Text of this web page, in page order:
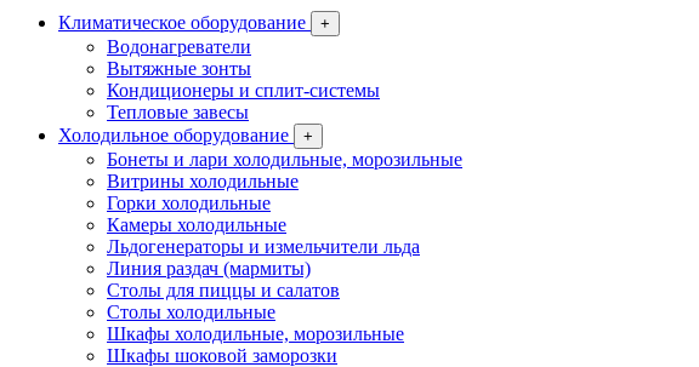
Климатическое оборудование +
Водонагреватели
Вытяжные зонты
Кондиционеры и сплит-системы
Тепловые завесы
Холодильное оборудование
+
Бонеты и лари холодильные, морозильные
Витрины холодильные
Горки холодильные
Камеры холодильные
Льдогенераторы и измельчители льда
Линия раздач (мармиты)
Столы для пиццы и салатов
Столы холодильные
Шкафы холодильные, морозильные
Шкафы шоковой заморозки